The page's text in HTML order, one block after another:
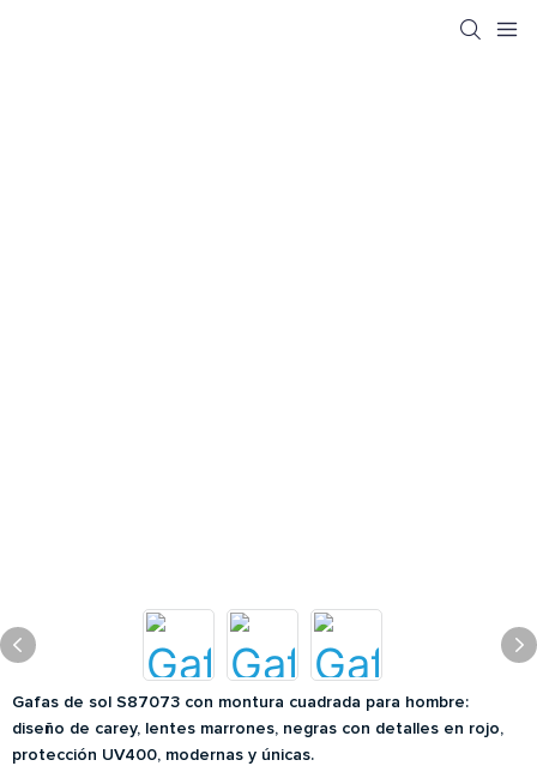
Gafas de sol S87073 con montura cuadrada para hombre:
diseño de carey, lentes marrones, negras con detalles en rojo,
protección UV400, modernas y únicas.